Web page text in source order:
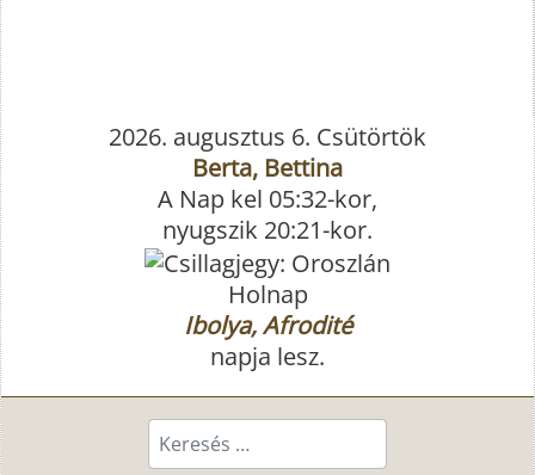
2026. augusztus 6. Csütörtök
Berta, Bettina
A Nap kel 05:32-kor,
nyugszik 20:21-kor.
Holnap
Ibolya, Afrodité
napja lesz.
Keresés...